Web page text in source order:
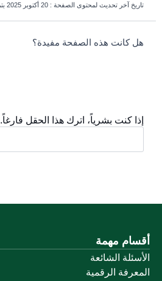
تاريخ آخر تحديث لمحتوى الصفحة : 20 أكتوبر 2025 بتمام الساعة 12:37 مساءً
survey_v2
هل كانت هذه الصفحة مفيدة؟
إذا كنت بشرياً، اترك هذا الحقل فارغاً.
أقسام مهمة
الأسئلة الشائعة
المعرفة الرقمية